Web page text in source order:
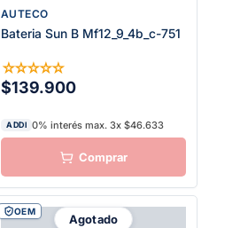
AUTECO
Bateria Sun B Mf12_9_4b_c-751
☆☆☆☆☆
$139.900
ADDI 0% interés max. 3x $46.633
Agotado
OEM